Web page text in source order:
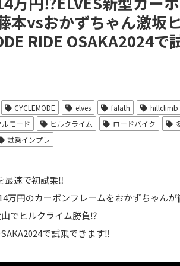
本vsおかずちゃん激坂
RIDE OSAKA2024で
CYCLEMODE elves falath hillclimb
モード ヒルクライム ロードバイク
試乗インプレ
最速で初試乗‼️
万円のカーボンフレームをおかずちゃんが
でヒルクライム勝負⁉️
で試乗できます‼️